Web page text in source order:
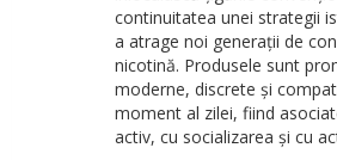
continuitatea unei strategii
a atrage noi generații de
nicotină. Produsele sunt
moderne, discrete și
moment al zilei, fiind
activ, cu socializarea și cu